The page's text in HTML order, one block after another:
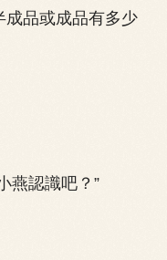
品或成品有多少
燕認識吧？”